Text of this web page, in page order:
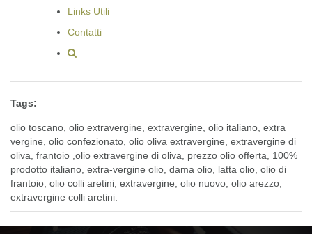
Links Utili
Contatti
Tags:
olio toscano, olio extravergine, extravergine, olio italiano, extra
vergine, olio confezionato, olio oliva extravergine, extravergine di
oliva, frantoio ,olio extravergine di oliva, prezzo olio offerta, 100%
prodotto italiano, extra-vergine olio, dama olio, latta olio, olio di
frantoio, olio colli aretini, extravergine, olio nuovo, olio arezzo,
extravergine colli aretini.